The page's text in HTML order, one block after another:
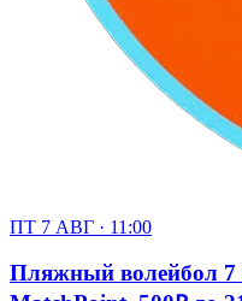
ПТ 7 АВГ · 11:00
Пляжный волейбол 7